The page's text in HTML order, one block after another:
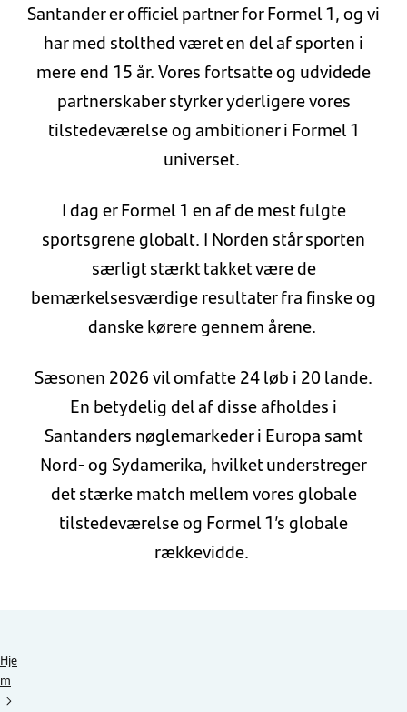
Santander er officiel partner for Formel 1, og vi
har med stolthed været en del af sporten i
mere end 15 år. Vores fortsatte og udvidede
partnerskaber styrker yderligere vores
tilstedeværelse og ambitioner i Formel 1
universet.
I dag er Formel 1 en af de mest fulgte
sportsgrene globalt. I Norden står sporten
særligt stærkt takket være de
bemærkelsesværdige resultater fra finske og
danske kørere gennem årene.
Sæsonen 2026 vil omfatte 24 løb i 20 lande.
En betydelig del af disse afholdes i
Santanders nøglemarkeder i Europa samt
Nord- og Sydamerika, hvilket understreger
det stærke match mellem vores globale
tilstedeværelse og Formel 1’s globale
rækkevidde.
Hje
m